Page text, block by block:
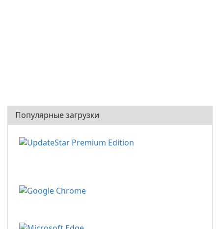
Популярные загрузки